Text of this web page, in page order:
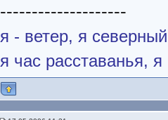
--------------------
я - ветер, я
я час расставанья,